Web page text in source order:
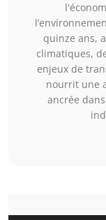
quinze ans,
climatiques,
enjeux de
nourrit une
ancrée